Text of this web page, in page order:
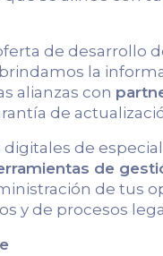
de desarrollo
la
alianzas con
de
digitales de
de
de tus
y de procesos